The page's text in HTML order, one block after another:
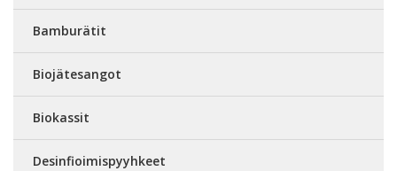
Bamburätit
Biojätesangot
Biokassit
Desinfioimispyyhkeet